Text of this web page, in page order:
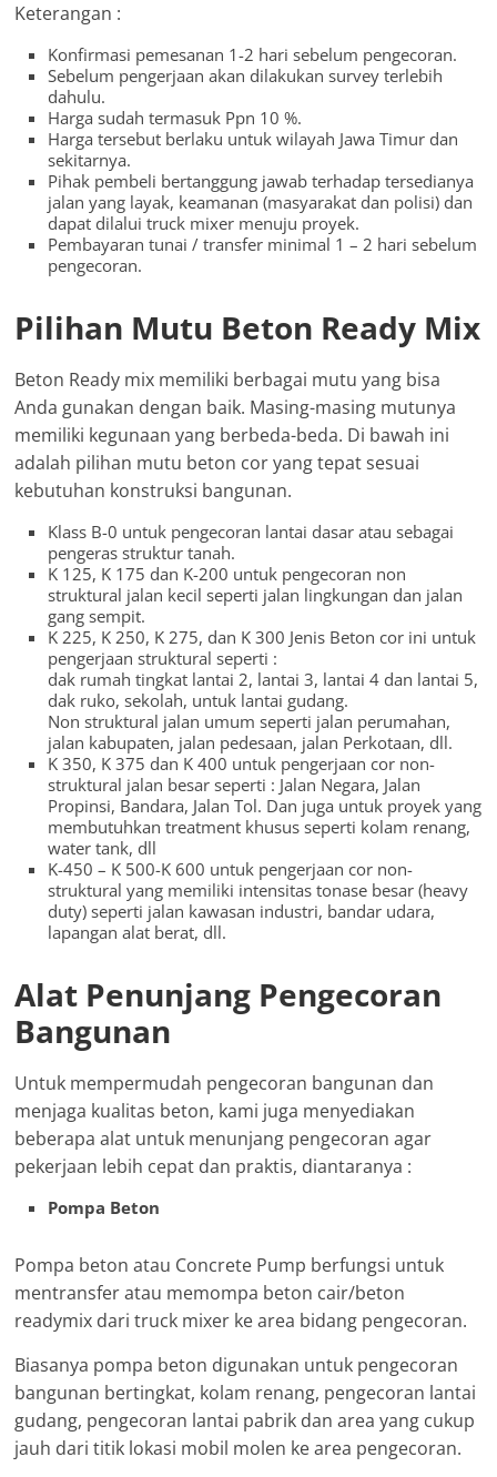
Keterangan :
Konfirmasi pemesanan 1-2 hari sebelum pengecoran.
Sebelum pengerjaan akan dilakukan survey terlebih
dahulu.
Harga sudah termasuk Ppn 10 %.
Harga tersebut berlaku untuk wilayah Jawa Timur dan
sekitarnya.
Pihak pembeli bertanggung jawab terhadap tersedianya
jalan yang layak, keamanan (masyarakat dan polisi) dan
dapat dilalui truck mixer menuju proyek.
Pembayaran tunai / transfer minimal 1 – 2 hari sebelum
pengecoran.
Pilihan Mutu Beton Ready Mix
Beton Ready mix memiliki berbagai mutu yang bisa
Anda gunakan dengan baik. Masing-masing mutunya
memiliki kegunaan yang berbeda-beda. Di bawah ini
adalah pilihan mutu beton cor yang tepat sesuai
kebutuhan konstruksi bangunan.
Klass B-0 untuk pengecoran lantai dasar atau sebagai
pengeras struktur tanah.
K 125, K 175 dan K-200 untuk pengecoran non
struktural jalan kecil seperti jalan lingkungan dan jalan
gang sempit.
K 225, K 250, K 275, dan K 300 Jenis Beton cor ini untuk
pengerjaan struktural seperti :
dak rumah tingkat lantai 2, lantai 3, lantai 4 dan lantai 5,
dak ruko, sekolah, untuk lantai gudang.
Non struktural jalan umum seperti jalan perumahan,
jalan kabupaten, jalan pedesaan, jalan Perkotaan, dll.
K 350, K 375 dan K 400 untuk pengerjaan cor non-
struktural jalan besar seperti : Jalan Negara, Jalan
Propinsi, Bandara, Jalan Tol. Dan juga untuk proyek yang
membutuhkan treatment khusus seperti kolam renang,
water tank, dll
K-450 – K 500-K 600 untuk pengerjaan cor non-
struktural yang memiliki intensitas tonase besar (heavy
duty) seperti jalan kawasan industri, bandar udara,
lapangan alat berat, dll.
Alat Penunjang Pengecoran
Bangunan
Untuk mempermudah pengecoran bangunan dan
menjaga kualitas beton, kami juga menyediakan
beberapa alat untuk menunjang pengecoran agar
pekerjaan lebih cepat dan praktis, diantaranya :
Pompa Beton
Pompa beton atau Concrete Pump berfungsi untuk
mentransfer atau memompa beton cair/beton
readymix dari truck mixer ke area bidang pengecoran.
Biasanya pompa beton digunakan untuk pengecoran
bangunan bertingkat, kolam renang, pengecoran lantai
gudang, pengecoran lantai pabrik dan area yang cukup
jauh dari titik lokasi mobil molen ke area pengecoran.